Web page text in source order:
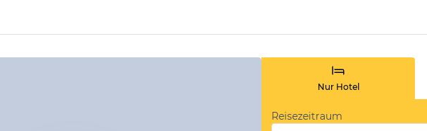
Nur Hotel
Reisezeitraum